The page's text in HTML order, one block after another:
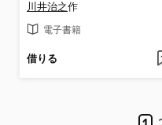
川井治之作
電子書籍
借りる